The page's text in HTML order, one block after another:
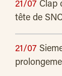
21/07 Clap
tête de
21/07